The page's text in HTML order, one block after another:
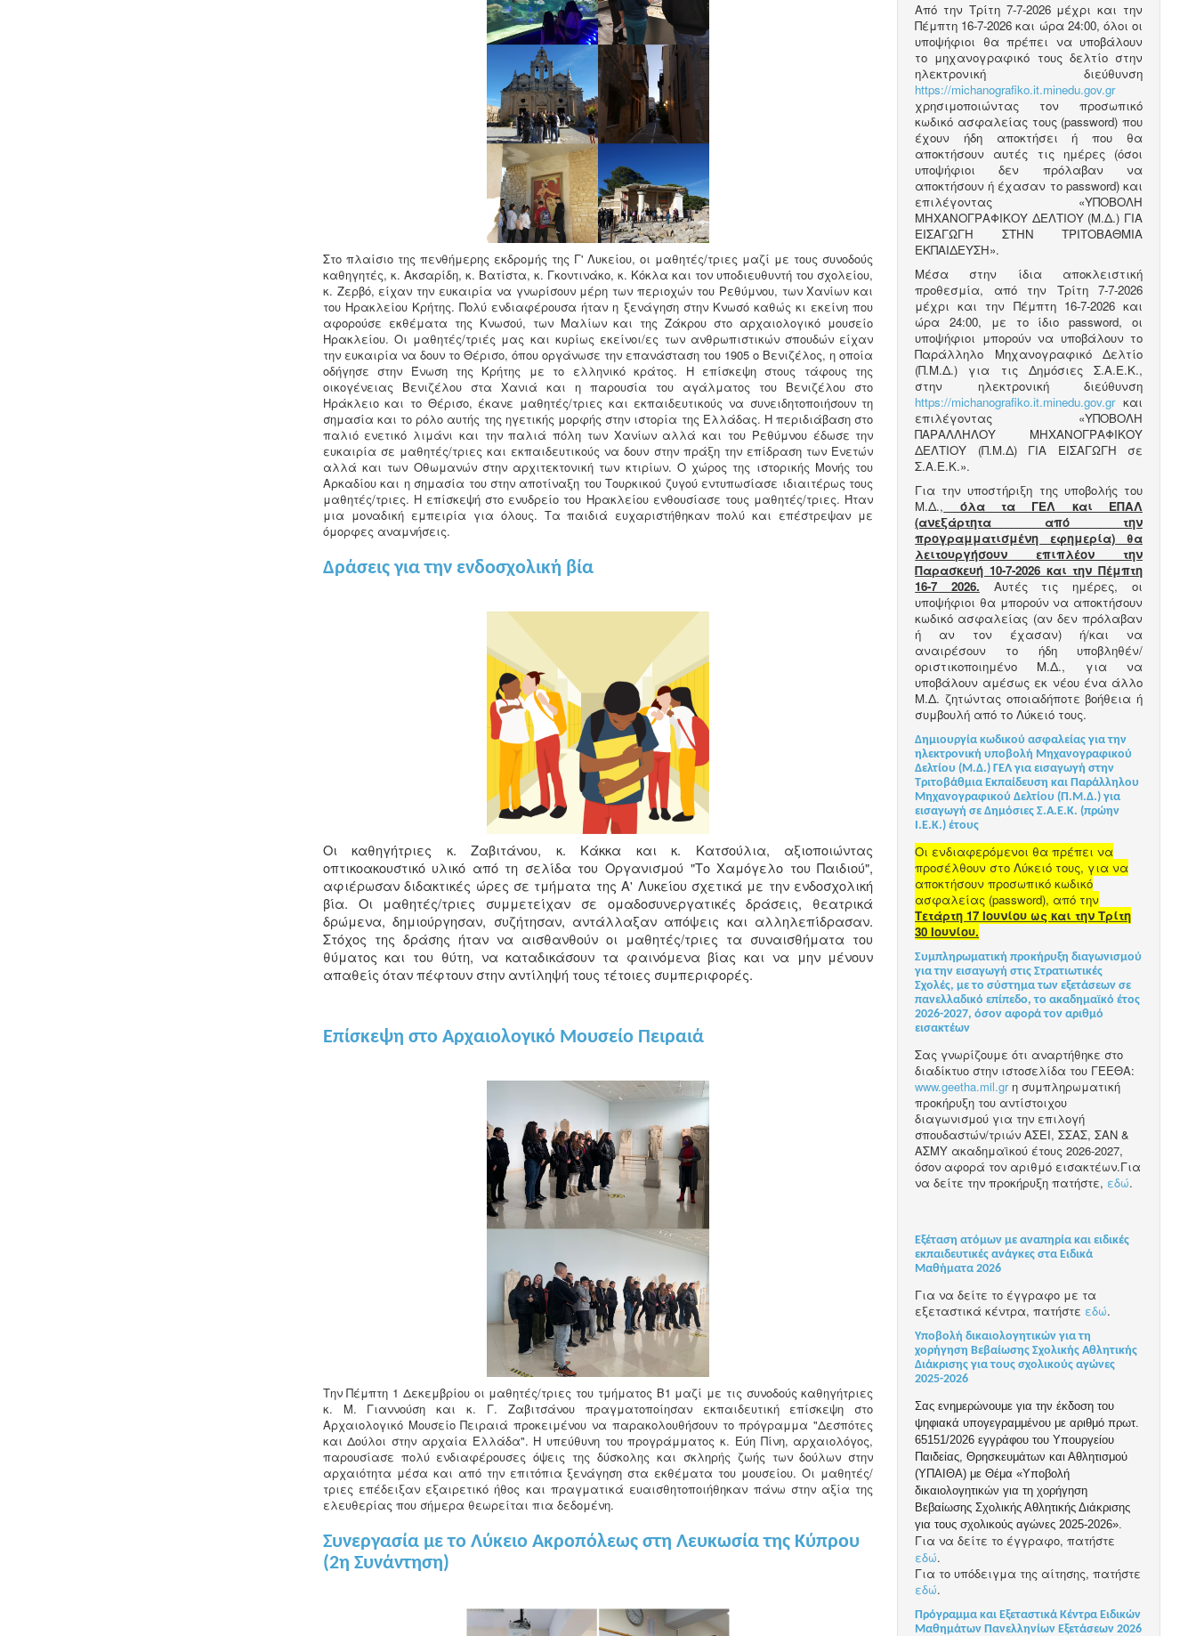
Στο πλαίσιο της πενθήμερης εκδρομής της Γ' Λυκείου, οι μαθητές/τριες μαζί με τους συνοδούς
καθηγητές, κ. Ακσαρίδη, κ. Βατίστα, κ. Γκοντινάκο, κ. Κόκλα και τον υποδιευθυντή του σχολείου,
κ. Ζερβό, είχαν την ευκαιρία να γνωρίσουν μέρη των περιοχών του Ρεθύμνου, των Χανίων και
του Ηρακλείου Κρήτης. Πολύ ενδιαφέρουσα ήταν η ξενάγηση στην Κνωσό καθώς κι εκείνη που
αφορούσε εκθέματα της Κνωσού, των Μαλίων και της Ζάκρου στο αρχαιολογικό μουσείο
Ηρακλείου. Οι μαθητές/τριές μας και κυρίως εκείνοι/ες των ανθρωπιστικών σπουδών είχαν
την ευκαιρία να δουν το Θέρισο, όπου οργάνωσε την επανάσταση του 1905 ο Βενιζέλος, η οποία
οδήγησε στην Ένωση της Κρήτης με το ελληνικό κράτος. Η επίσκεψη στους τάφους της
οικογένειας Βενιζέλου στα Χανιά και η παρουσία του αγάλματος του Βενιζέλου στο
Ηράκλειο και το Θέρισο, έκανε μαθητές/τριες και εκπαιδευτικούς να συνειδητοποιήσουν τη
σημασία και το ρόλο αυτής της ηγετικής μορφής στην ιστορία της Ελλάδας. Η περιδιάβαση στο
παλιό ενετικό λιμάνι και την παλιά πόλη των Χανίων αλλά και του Ρεθύμνου έδωσε την
ευκαιρία σε μαθητές/τριες και εκπαιδευτικούς να δουν στην πράξη την επίδραση των Ενετών
αλλά και των Οθωμανών στην αρχιτεκτονική των κτιρίων. Ο χώρος της ιστορικής Μονής του
Αρκαδίου και η σημασία του στην αποτίναξη του Τουρκικού ζυγού εντυπωσίασε ιδιαιτέρως τους
μαθητές/τριες. Η επίσκεψή στο ενυδρείο του Ηρακλείου ενθουσίασε τους μαθητές/τριες. Ήταν
μια μοναδική εμπειρία για όλους. Τα παιδιά ευχαριστήθηκαν πολύ και επέστρεψαν με
όμορφες αναμνήσεις.
Δράσεις για την ενδοσχολική βία
Οι καθηγήτριες κ. Ζαβιτάνου, κ. Κάκκα και κ. Κατσούλια, αξιοποιώντας
οπτικοακουστικό υλικό από τη σελίδα του Οργανισμού "Το Χαμόγελο του Παιδιού",
αφιέρωσαν διδακτικές ώρες σε τμήματα της Α' Λυκείου σχετικά με την ενδοσχολική
βία. Οι μαθητές/τριες συμμετείχαν σε ομαδοσυνεργατικές δράσεις, θεατρικά
δρώμενα, δημιούργησαν, συζήτησαν, αντάλλαξαν απόψεις και αλληλεπίδρασαν.
Στόχος της δράσης ήταν να αισθανθούν οι μαθητές/τριες τα συναισθήματα του
θύματος και του θύτη, να καταδικάσουν τα φαινόμενα βίας και να μην μένουν
απαθείς όταν πέφτουν στην αντίληψή τους τέτοιες συμπεριφορές.
Επίσκεψη στο Αρχαιολογικό Μουσείο Πειραιά
Την Πέμπτη 1 Δεκεμβρίου οι μαθητές/τριες του τμήματος Β1 μαζί με τις συνοδούς καθηγήτριες
κ. Μ. Γιαννούση και κ. Γ. Ζαβιτσάνου πραγματοποίησαν εκπαιδευτική επίσκεψη στο
Αρχαιολογικό Μουσείο Πειραιά προκειμένου να παρακολουθήσουν το πρόγραμμα "Δεσπότες
και Δούλοι στην αρχαία Ελλάδα". Η υπεύθυνη του προγράμματος κ. Εύη Πίνη, αρχαιολόγος,
παρουσίασε πολύ ενδιαφέρουσες όψεις της δύσκολης και σκληρής ζωής των δούλων στην
αρχαιότητα μέσα και από την επιτόπια ξενάγηση στα εκθέματα του μουσείου. Οι μαθητές/
τριες επέδειξαν εξαιρετικό ήθος και πραγματικά ευαισθητοποιήθηκαν πάνω στην αξία της
ελευθερίας που σήμερα θεωρείται πια δεδομένη.
Συνεργασία με το Λύκειο Ακροπόλεως στη Λευκωσία της Κύπρου
(2η Συνάντηση)
Από την Τρίτη 7-7-2026 μέχρι και την
Πέμπτη 16-7-2026 και ώρα 24:00, όλοι οι
υποψήφιοι θα πρέπει να υποβάλουν
το μηχανογραφικό τους δελτίο στην
ηλεκτρονική διεύθυνση
https://michanografiko.it.minedu.gov.gr
χρησιμοποιώντας τον προσωπικό
κωδικό ασφαλείας τους (password) που
έχουν ήδη αποκτήσει ή που θα
αποκτήσουν αυτές τις ημέρες (όσοι
υποψήφιοι δεν πρόλαβαν να
αποκτήσουν ή έχασαν το password) και
επιλέγοντας «ΥΠΟΒΟΛΗ
ΜΗΧΑΝΟΓΡΑΦΙΚΟΥ ΔΕΛΤΙΟΥ (Μ.Δ.) ΓΙΑ
ΕΙΣΑΓΩΓΗ ΣΤΗΝ ΤΡΙΤΟΒΑΘΜΙΑ
ΕΚΠΑΙΔΕΥΣΗ».
Μέσα στην ίδια αποκλειστική
προθεσμία, από την Τρίτη 7-7-2026
μέχρι και την Πέμπτη 16-7-2026 και
ώρα 24:00, με το ίδιο password, οι
υποψήφιοι μπορούν να υποβάλουν το
Παράλληλο Μηχανογραφικό Δελτίο
(Π.Μ.Δ.) για τις Δημόσιες Σ.Α.Ε.Κ.,
στην ηλεκτρονική διεύθυνση
https://michanografiko.it.minedu.gov.grκαι
επιλέγοντας «ΥΠΟΒΟΛΗ
ΠΑΡΑΛΛΗΛΟΥ ΜΗΧΑΝΟΓΡΑΦΙΚΟΥ
ΔΕΛΤΙΟΥ (Π.Μ.Δ) ΓΙΑ ΕΙΣΑΓΩΓΗ σε
Σ.Α.Ε.Κ.».
Για την υποστήριξη της υποβολής του
Μ.Δ., όλα τα ΓΕΛ και ΕΠΑΛ
(ανεξάρτητα από την
προγραμματισμένη εφημερία) θα
λειτουργήσουν επιπλέον την
Παρασκευή 10-7-2026 και την Πέμπτη
16-7 2026. Αυτές τις ημέρες, οι
υποψήφιοι θα μπορούν να αποκτήσουν
κωδικό ασφαλείας (αν δεν πρόλαβαν
ή αν τον έχασαν) ή/και να
αναιρέσουν το ήδη υποβληθέν/
οριστικοποιημένο Μ.Δ., για να
υποβάλουν αμέσως εκ νέου ένα άλλο
Μ.Δ. ζητώντας οποιαδήποτε βοήθεια ή
συμβουλή από το Λύκειό τους.
Δημιουργία κωδικού ασφαλείας για την
ηλεκτρονική υποβολή Μηχανογραφικού
Δελτίου (Μ.Δ.) ΓΕΛ για εισαγωγή στην
Τριτοβάθμια Εκπαίδευση και Παράλληλου
Μηχανογραφικού Δελτίου (Π.Μ.Δ.) για
εισαγωγή σε Δημόσιες Σ.Α.Ε.Κ. (πρώην
Ι.Ε.Κ.) έτους
Οι ενδιαφερόμενοι θα πρέπει να
προσέλθουν στο Λύκειό τους, για να
αποκτήσουν προσωπικό κωδικό
ασφαλείας (password), από την
Τετάρτη 17 Ιουνίου ως και την Τρίτη
30 Ιουνίου.
Συμπληρωματική προκήρυξη διαγωνισμού
για την εισαγωγή στις Στρατιωτικές
Σχολές, με το σύστημα των εξετάσεων σε
πανελλαδικό επίπεδο, το ακαδημαϊκό έτος
2026-2027, όσον αφορά τον αριθμό
εισακτέων
Σας γνωρίζουμε ότι αναρτήθηκε στο
διαδίκτυο στην ιστοσελίδα του ΓΕΕΘΑ:
www.geetha.mil.grη συμπληρωματική
προκήρυξη του αντίστοιχου
διαγωνισμού για την επιλογή
σπουδαστών/τριών ΑΣΕΙ, ΣΣΑΣ, ΣΑΝ &
ΑΣΜΥ ακαδημαϊκού έτους 2026-2027,
όσον αφορά τον αριθμό εισακτέων.Για
να δείτε την προκήρυξη πατήστε, εδώ.
Εξέταση ατόμων με αναπηρία και ειδικές
εκπαιδευτικές ανάγκες στα Ειδικά
Μαθήματα 2026
Για να δείτε το έγγραφο με τα
εξεταστικά κέντρα, πατήστε εδώ.
Υποβολή δικαιολογητικών για τη
χορήγηση Βεβαίωσης Σχολικής Αθλητικής
Διάκρισης για τους σχολικούς αγώνες
2025-2026
Σας ενημερώνουμε για την έκδοση του
ψηφιακά υπογεγραμμένου με αριθμό πρωτ.
65151/2026 εγγράφου του Υπουργείου
Παιδείας, Θρησκευμάτων και Αθλητισμού
(ΥΠΑΙΘΑ) με Θέμα «Υποβολή
δικαιολογητικών για τη χορήγηση
Βεβαίωσης Σχολικής Αθλητικής Διάκρισης
για τους σχολικούς αγώνες 2025-2026».
Για να δείτε το έγγραφο, πατήστε
εδώ.
Για το υπόδειγμα της αίτησης, πατήστε
εδώ.
Πρόγραμμα και Εξεταστικά Κέντρα Ειδικών
Μαθημάτων Πανελληνίων Εξετάσεων 2026